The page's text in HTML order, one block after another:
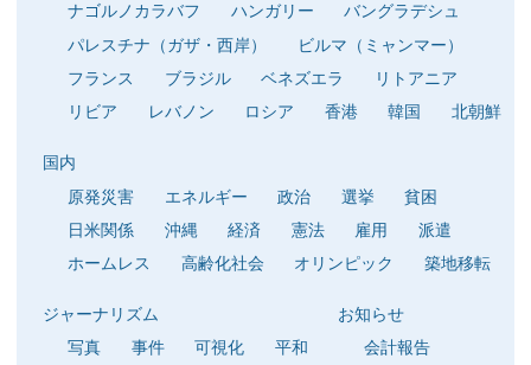
ナゴルノカラバフ
ハンガリー
バングラデシュ
パレスチナ（ガザ・西岸）
ビルマ（ミャンマー）
フランス
ブラジル ベネズエラ
リトアニア
リビア
レバノン ロシア 香港 韓国 北朝鮮
国内
原発災害
エネルギー 政治 選挙
貧困
日米関係
沖縄 経済 憲法 雇用
派遣
ホームレス
高齢化社会 オリンピック 築地移転
ジャーナリズム
写真
事件 可視化 平和
お知らせ
会計報告